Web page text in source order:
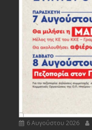
6 Αυγούστου 2026